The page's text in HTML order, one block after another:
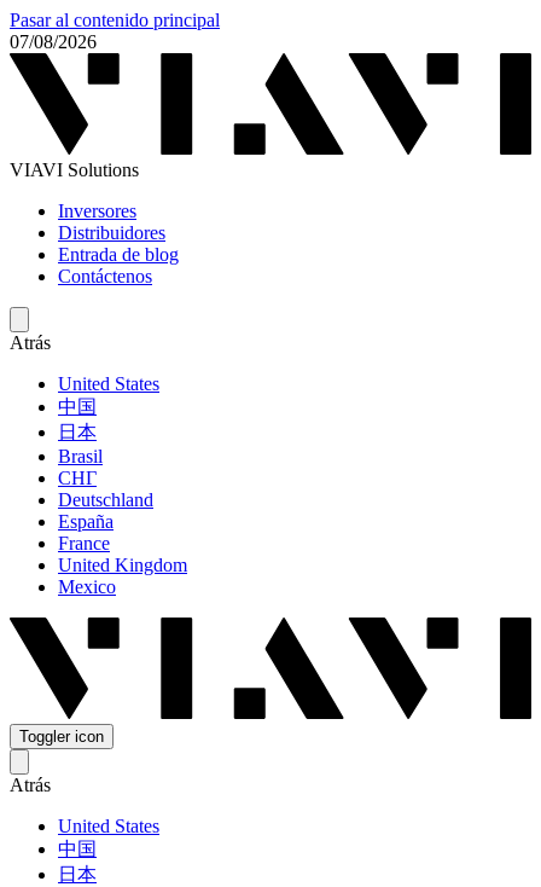
Pasar al contenido principal
07/08/2026
VIAVI Solutions
Inversores
Distribuidores
Entrada de blog
Contáctenos
Atrás
United States
中国
日本
Brasil
СНГ
Deutschland
España
France
United Kingdom
Mexico
Toggler icon
Atrás
United States
中国
日本